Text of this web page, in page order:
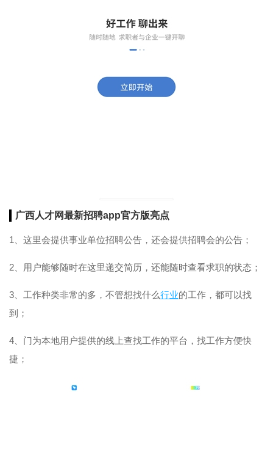
广西人才网最新招聘app官方版亮点
1、这里会提供事业单位招聘公告，还会提供招聘会的公告；
2、用户能够随时在这里递交简历，还能随时查看求职的状态；
3、工作种类非常的多，不管想找什么行业的工作，都可以找
到；
4、门为本地用户提供的线上查找工作的平台，找工作方便快
捷；